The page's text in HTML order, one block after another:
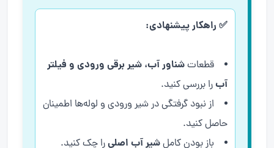
✅ راهکار پیشنهادی:
قطعاتشناور آب، شیر برقی ورودی و فیلتر
آبرا بررسی کنید.
از نبود گرفتگی در شیر ورودی و لوله‌ها اطمینان
حاصل کنید.
باز بودن کاملشیر آب اصلیرا چک کنید.